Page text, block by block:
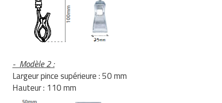
Vaisselle restaurant
Vitrines réfrigérées
- Modèle 2 :
Largeur pince supérieure : 50 mm
Hauteur : 110 mm